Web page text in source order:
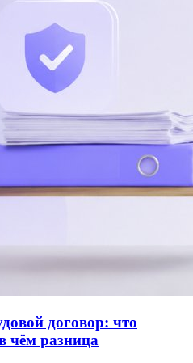
договор: что
чём разница